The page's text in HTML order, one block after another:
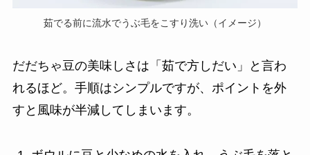
茹でる前に流水でうぶ毛をこすり洗い（イメージ）
だだちゃ豆の美味しさは「茹で方しだい」と言わ
れるほど。手順はシンプルですが、ポイントを外
すと風味が半減してしまいます。